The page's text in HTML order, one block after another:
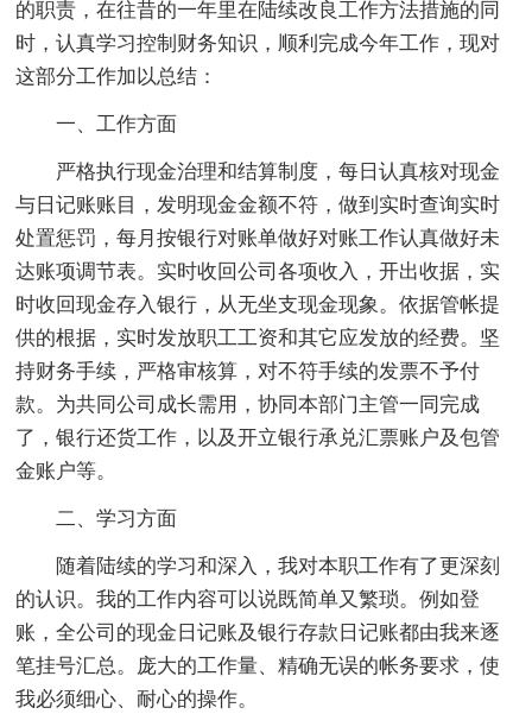
的职责，在往昔的一年里在陆续改良工作方法措施的同
时，认真学习控制财务知识，顺利完成今年工作，现对
这部分工作加以总结：
一、工作方面
严格执行现金治理和结算制度，每日认真核对现金
与日记账账目，发明现金金额不符，做到实时查询实时
处置惩罚，每月按银行对账单做好对账工作认真做好未
达账项调节表。实时收回公司各项收入，开出收据，实
时收回现金存入银行，从无坐支现金现象。依据管帐提
供的根据，实时发放职工工资和其它应发放的经费。坚
持财务手续，严格审核算，对不符手续的发票不予付
款。为共同公司成长需用，协同本部门主管一同完成
了，银行还货工作，以及开立银行承兑汇票账户及包管
金账户等。
二、学习方面
随着陆续的学习和深入，我对本职工作有了更深刻
的认识。我的工作内容可以说既简单又繁琐。例如登
账，全公司的现金日记账及银行存款日记账都由我来逐
笔挂号汇总。庞大的工作量、精确无误的帐务要求，使
我必须细心、耐心的操作。